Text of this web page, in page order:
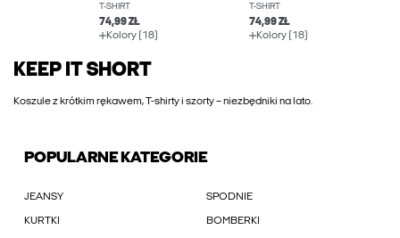
T-SHIRT
74,99 ZŁ
Kolory (18)
T-SHIRT
74,99 ZŁ
Kolory (18)
KEEP IT SHORT
Koszule z krótkim rękawem, T-shirty i szorty – niezbędniki na lato.
POPULARNE KATEGORIE
JEANSY SPODNIE
KURTKI BOMBERKI